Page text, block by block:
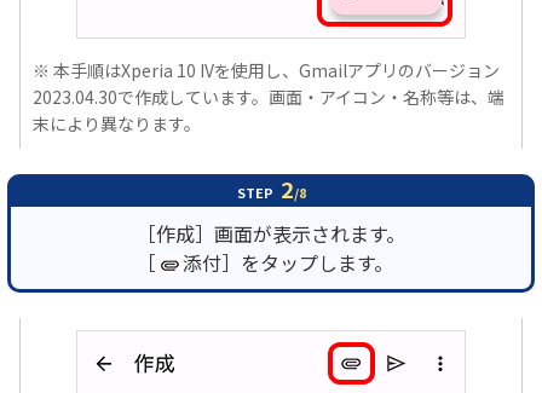
※ 本手順はXperia 10 IVを使用し、Gmailアプリのバージョン
2023.04.30で作成しています。画面・アイコン・名称等は、端
末により異なります。
STEP 2/8
［作成］画面が表示されます。
［
添付］をタップします。